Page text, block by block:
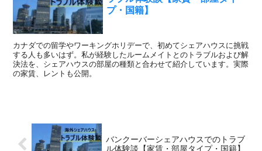
プ・国籍】
カナダでの留学やワーキングホリデーで、初めてシェアハウスに挑戦
する人も多いはず。私が経験したルームメイトとのトラブルおよび解
決法を、シェアハウスの部屋の種類と合わせて紹介しています。実際
の家賃、レントも公開。
バンクーバーシェアハウスでのトラブ
ル体験談【家賃・部屋タイプ・国籍】